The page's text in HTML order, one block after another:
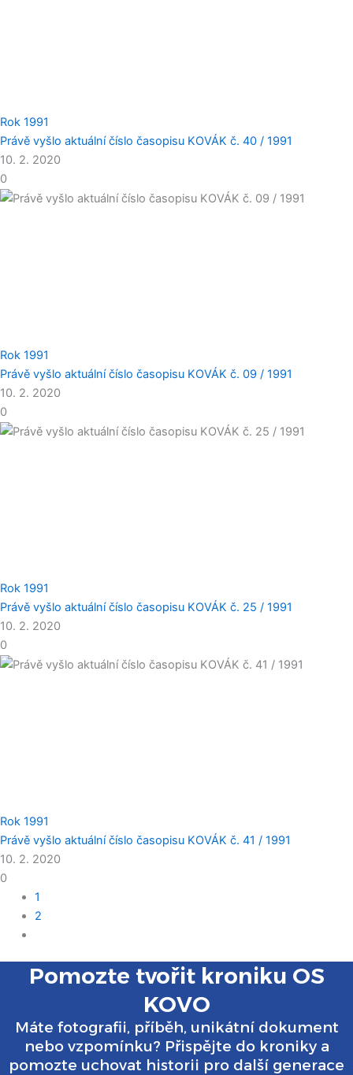
Rok 1991
Právě vyšlo aktuální číslo časopisu KOVÁK č. 40 / 1991
10. 2. 2020
0
Rok 1991
Právě vyšlo aktuální číslo časopisu KOVÁK č. 09 / 1991
10. 2. 2020
0
Rok 1991
Právě vyšlo aktuální číslo časopisu KOVÁK č. 25 / 1991
10. 2. 2020
0
Rok 1991
Právě vyšlo aktuální číslo časopisu KOVÁK č. 41 / 1991
10. 2. 2020
0
1
2
Pomozte tvořit kroniku OS
KOVO
Máte fotografii, příběh, unikátní dokument
nebo vzpomínku? Přispějte do kroniky a
pomozte uchovat historii pro další generace